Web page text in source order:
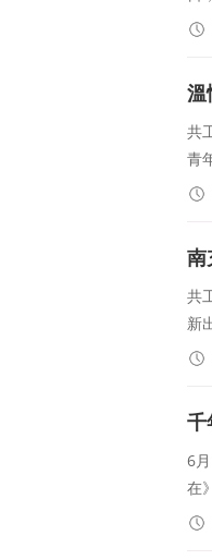
溫
共
青
南
共
新
千
6
在